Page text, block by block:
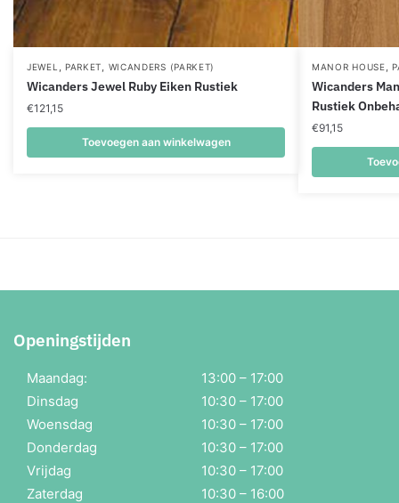
JEWEL , PARKET, WICANDERS (PARKET)
Wicanders Jewel Ruby Eiken Rustiek
€121,15
Toevoegen aan winkelwagen
MANOR HOUSE,
Wicanders
Rustiek
€91,15
Openingstijden
Maandag:
13:00 – 17:00
Dinsdag
10:30 – 17:00
Woensdag
10:30 – 17:00
Donderdag
10:30 – 17:00
Vrijdag
10:30 – 17:00
Zaterdag
10:30 – 16:00